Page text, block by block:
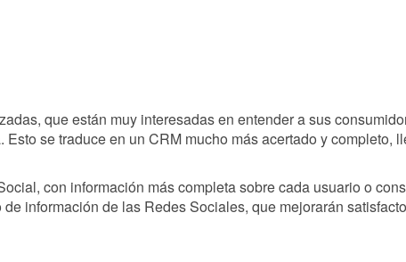
que están muy interesadas en entender a sus
se traduce en un CRM mucho más acertado y completo,
con información más completa sobre cada usuario o
información de las Redes Sociales, que mejorarán